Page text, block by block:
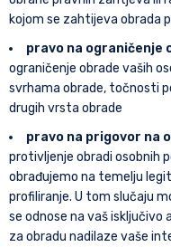
kojom se zahtijeva obrada
pravo na ograničenje
ograničenje obrade vaših
svrhama obrade, točnosti
drugih vrsta obrade
pravo na prigovor na
protivljenje obradi osobnih
obrađujemo na temelju
profiliranje. U tom slučaju
se odnose na vaš isključivo
za obradu nadilaze vaše